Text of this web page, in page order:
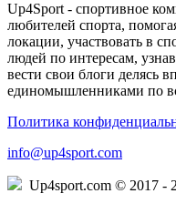
Up4Sport - спортивное
любителей спорта,
локации, участвовать в
людей по интересам,
вести свои блоги делясь
единомышленниками по
Политика
info@up4sport.com
Up4sport.com © 2017 -